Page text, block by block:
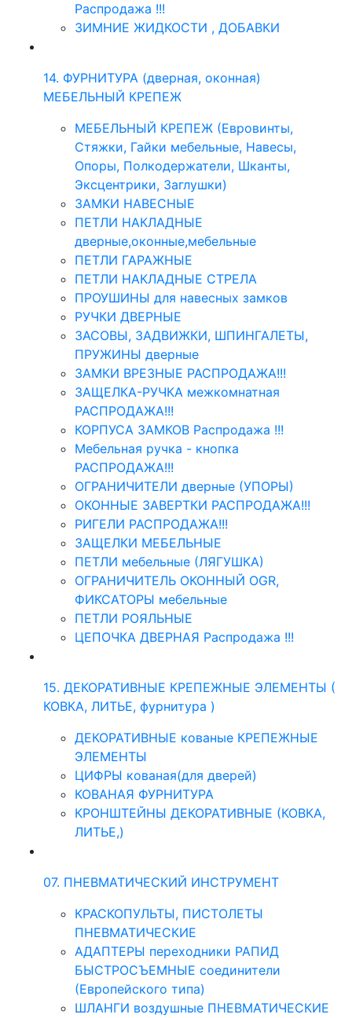
Распродажа !!!
ЗИМНИЕ ЖИДКОСТИ , ДОБАВКИ
14. ФУРНИТУРА (дверная, оконная)
МЕБЕЛЬНЫЙ КРЕПЕЖ
МЕБЕЛЬНЫЙ КРЕПЕЖ (Евровинты,
Стяжки, Гайки мебельные, Навесы,
Опоры, Полкодержатели, Шканты,
Эксцентрики, Заглушки)
ЗАМКИ НАВЕСНЫЕ
ПЕТЛИ НАКЛАДНЫЕ
дверные,оконные,мебельные
ПЕТЛИ ГАРАЖНЫЕ
ПЕТЛИ НАКЛАДНЫЕ СТРЕЛА
ПРОУШИНЫ для навесных замков
РУЧКИ ДВЕРНЫЕ
ЗАСОВЫ, ЗАДВИЖКИ, ШПИНГАЛЕТЫ,
ПРУЖИНЫ дверные
ЗАМКИ ВРЕЗНЫЕ РАСПРОДАЖА!!!
ЗАЩЕЛКА-РУЧКА межкомнатная
РАСПРОДАЖА!!!
КОРПУСА ЗАМКОВ Распродажа !!!
Мебельная ручка - кнопка
РАСПРОДАЖА!!!
ОГРАНИЧИТЕЛИ дверные (УПОРЫ)
ОКОННЫЕ ЗАВЕРТКИ РАСПРОДАЖА!!!
РИГЕЛИ РАСПРОДАЖА!!!
ЗАЩЕЛКИ МЕБЕЛЬНЫЕ
ПЕТЛИ мебельные (ЛЯГУШКА)
ОГРАНИЧИТЕЛЬ ОКОННЫЙ OGR,
ФИКСАТОРЫ мебельные
ПЕТЛИ РОЯЛЬНЫЕ
ЦЕПОЧКА ДВЕРНАЯ Распродажа !!!
15. ДЕКОРАТИВНЫЕ КРЕПЕЖНЫЕ ЭЛЕМЕНТЫ (
КОВКА, ЛИТЬЕ, фурнитура )
ДЕКОРАТИВНЫЕ кованые КРЕПЕЖНЫЕ
ЭЛЕМЕНТЫ
ЦИФРЫ кованая(для дверей)
КОВАНАЯ ФУРНИТУРА
КРОНШТЕЙНЫ ДЕКОРАТИВНЫЕ (КОВКА,
ЛИТЬЕ,)
07. ПНЕВМАТИЧЕСКИЙ ИНСТРУМЕНТ
КРАСКОПУЛЬТЫ, ПИСТОЛЕТЫ
ПНЕВМАТИЧЕСКИЕ
АДАПТЕРЫ переходники РАПИД
БЫСТРОСЪЕМНЫЕ соединители
(Европейского типа)
ШЛАНГИ воздушные ПНЕВМАТИЧЕСКИЕ